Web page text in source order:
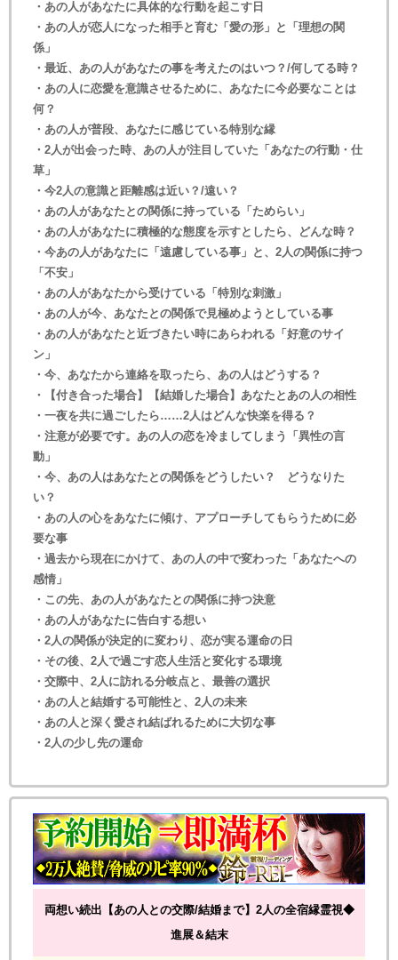
・あの人があなたに具体的な行動を起こす日
・あの人が恋人になった相手と育む「愛の形」と「理想の関
係」
・最近、あの人があなたの事を考えたのはいつ？/何してる時？
・あの人に恋愛を意識させるために、あなたに今必要なことは
何？
・あの人が普段、あなたに感じている特別な縁
・2人が出会った時、あの人が注目していた「あなたの行動・仕
草」
・今2人の意識と距離感は近い？/遠い？
・あの人があなたとの関係に持っている「ためらい」
・あの人があなたに積極的な態度を示すとしたら、どんな時？
・今あの人があなたに「遠慮している事」と、2人の関係に持つ
「不安」
・あの人があなたから受けている「特別な刺激」
・あの人が今、あなたとの関係で見極めようとしている事
・あの人があなたと近づきたい時にあらわれる「好意のサイ
ン」
・今、あなたから連絡を取ったら、あの人はどうする？
・【付き合った場合】【結婚した場合】あなたとあの人の相性
・一夜を共に過ごしたら……2人はどんな快楽を得る？
・注意が必要です。あの人の恋を冷ましてしまう「異性の言
動」
・今、あの人はあなたとの関係をどうしたい？ どうなりた
い？
・あの人の心をあなたに傾け、アプローチしてもらうために必
要な事
・過去から現在にかけて、あの人の中で変わった「あなたへの
感情」
・この先、あの人があなたとの関係に持つ決意
・あの人があなたに告白する想い
・2人の関係が決定的に変わり、恋が実る運命の日
・その後、2人で過ごす恋人生活と変化する環境
・交際中、2人に訪れる分岐点と、最善の選択
・あの人と結婚する可能性と、2人の未来
・あの人と深く愛され結ばれるために大切な事
・2人の少し先の運命
両想い続出【あの人との交際/結婚まで】2人の全宿縁霊視◆
進展＆結末